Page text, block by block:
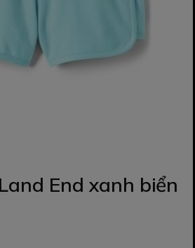
End xanh biển